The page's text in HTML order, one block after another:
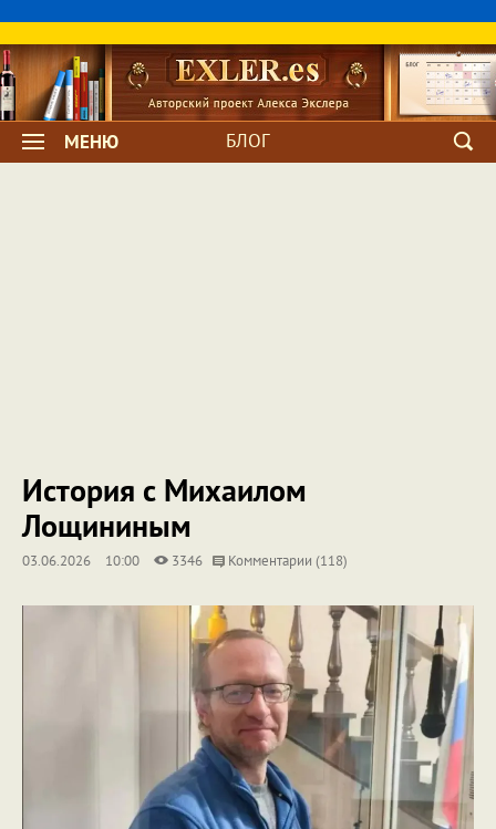
МЕНЮ БЛОГ
История с Михаилом
Лощининым
03.06.2026 10:00 3346 Комментарии (118)